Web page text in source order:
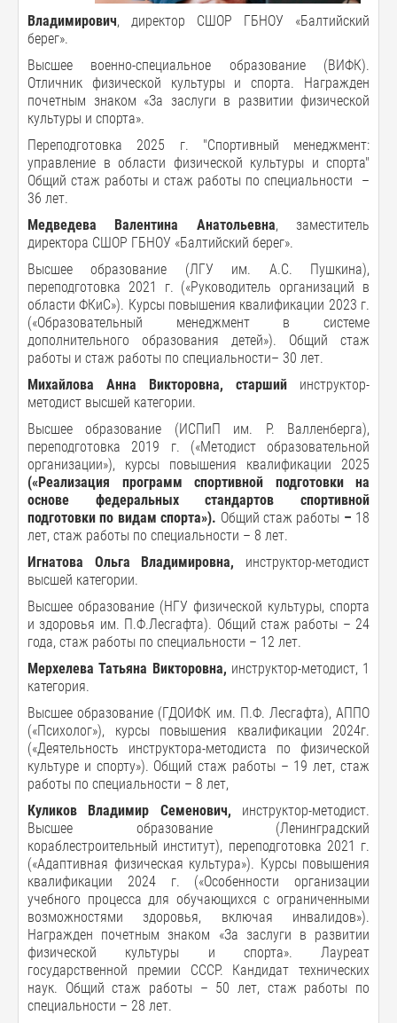
Владимирович, директор СШОР ГБНОУ «Балтийский
берег».
Высшее военно-специальное образование (ВИФК).
Отличник физической культуры и спорта. Награжден
почетным знаком «За заслуги в развитии физической
культуры и спорта».
Переподготовка 2025 г. "Спортивный менеджмент:
управление в области физической культуры и спорта"
Общий стаж работы и стаж работы по специальности –
36 лет.
Медведева Валентина Анатольевна, заместитель
директора СШОР ГБНОУ «Балтийский берег».
Высшее образование (ЛГУ им. А.С. Пушкина),
переподготовка 2021 г. («Руководитель организаций в
области ФКиС»). Курсы повышения квалификации 2023 г.
(«Образовательный менеджмент в системе
дополнительного образования детей»). Общий стаж
работы и стаж работы по специальности– 30 лет.
Михайлова Анна Викторовна, старший инструктор-
методист высшей категории.
Высшее образование (ИСПиП им. Р. Валленберга),
переподготовка 2019 г. («Методист образовательной
организации»), курсы повышения квалификации 2025
(«Реализация программ спортивной подготовки на
основе федеральных стандартов спортивной
подготовки по видам спорта»). Общий стаж работы – 18
лет, стаж работы по специальности – 8 лет.
Игнатова Ольга Владимировна, инструктор-методист
высшей категории.
Высшее образование (НГУ физической культуры, спорта
и здоровья им. П.Ф.Лесгафта). Общий стаж работы – 24
года, стаж работы по специальности – 12 лет.
Мерхелева Татьяна Викторовна, инструктор-методист, 1
категория.
Высшее образование (ГДОИФК им. П.Ф. Лесгафта), АППО
(«Психолог»), курсы повышения квалификации 2024г.
(«Деятельность инструктора-методиста по физической
культуре и спорту»). Общий стаж работы – 19 лет, стаж
работы по специальности – 8 лет,
Куликов Владимир Семенович, инструктор-методист.
Высшее образование (Ленинградский
кораблестроительный институт), переподготовка 2021 г.
(«Адаптивная физическая культура»). Курсы повышения
квалификации 2024 г. («Особенности организации
учебного процесса для обучающихся с ограниченными
возможностями здоровья, включая инвалидов»).
Награжден почетным знаком «За заслуги в развитии
физической культуры и спорта». Лауреат
государственной премии СССР. Кандидат технических
наук. Общий стаж работы – 50 лет, стаж работы по
специальности – 28 лет.